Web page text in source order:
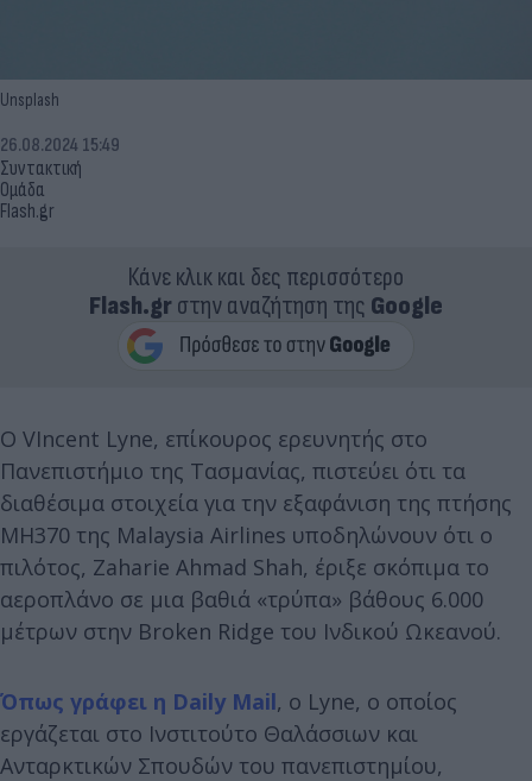
Unsplash
Συντακτική
Ομάδα
Flash.gr
26.08.2024 15:49
Κάνε κλικ και δες περισσότερο
Flash.grστην αναζήτηση της Google
Ο VIncent Lyne, επίκουρος ερευνητής στο
Πανεπιστήμιο της Τασμανίας, πιστεύει ότι τα
διαθέσιμα στοιχεία για την εξαφάνιση της πτήσης
MH370 της Malaysia Airlines υποδηλώνουν ότι ο
πιλότος, Zaharie Ahmad Shah, έριξε σκόπιμα το
αεροπλάνο σε μια βαθιά «τρύπα» βάθους 6.000
μέτρων στην Broken Ridge του Ινδικού Ωκεανού.
Όπως γράφει η Daily Mail, ο Lyne, ο οποίος
εργάζεται στο Ινστιτούτο Θαλάσσιων και
Ανταρκτικών Σπουδών του πανεπιστημίου,